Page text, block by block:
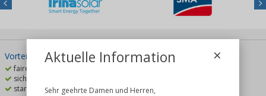
Vorteile
faire Versandkosten
sicher einkaufen
starke Marken günstig
Aktuelle Information
Sehr geehrte Damen und Herren,
×